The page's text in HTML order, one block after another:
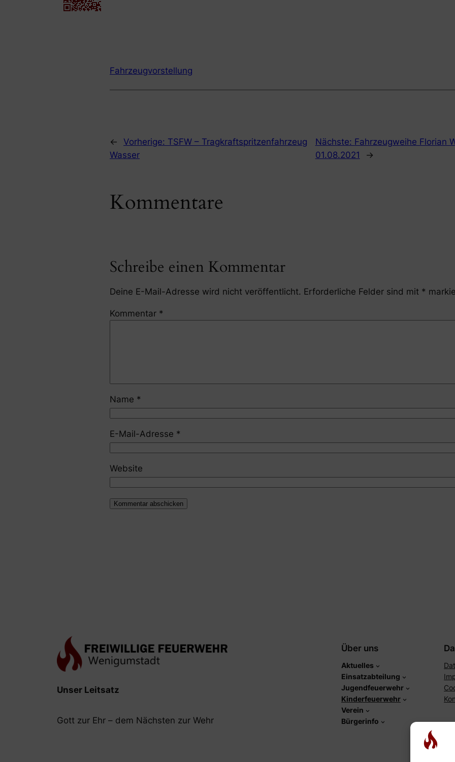
Fahrzeugvorstellung
← Vorherige: TSFW – Tragkraftspritzenfahrzeug
Wasser
Nächste: Fahrzeugweihe Florian
01.08.2021
→
Kommentare
Schreibe einen Kommentar
Deine E-Mail-Adresse wird nicht veröffentlicht. Erforderliche Felder sind mit *
Kommentar *
Name *
E-Mail-Adresse *
Website
Unser Leitsatz
Gott zur Ehr – dem Nächsten zur Wehr
Über uns
Aktuelles
Einsatzabteilung
Jugendfeuerwehr
Kinderfeuerwehr
Verein
Bürgerinfo